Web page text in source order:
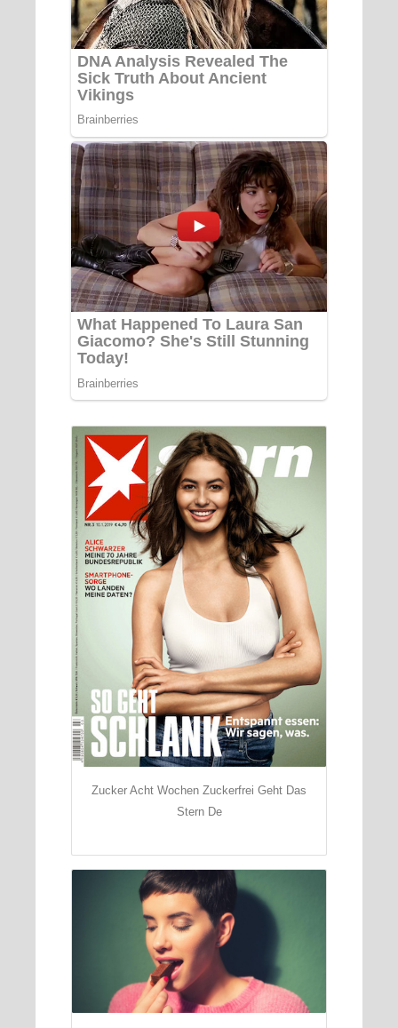
Zucker Acht Wochen Zuckerfrei Geht Das
Stern De